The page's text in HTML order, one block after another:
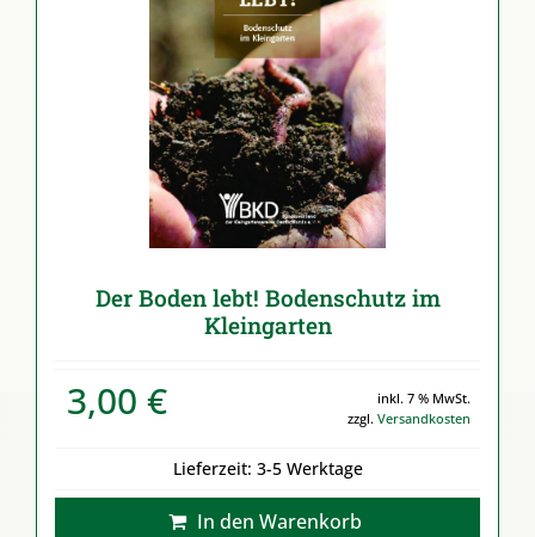
Der Boden lebt! Bodenschutz im
Kleingarten
3,00 €
inkl. 7 % MwSt.
zzgl.Versandkosten
Lieferzeit: 3-5 Werktage
In den Warenkorb